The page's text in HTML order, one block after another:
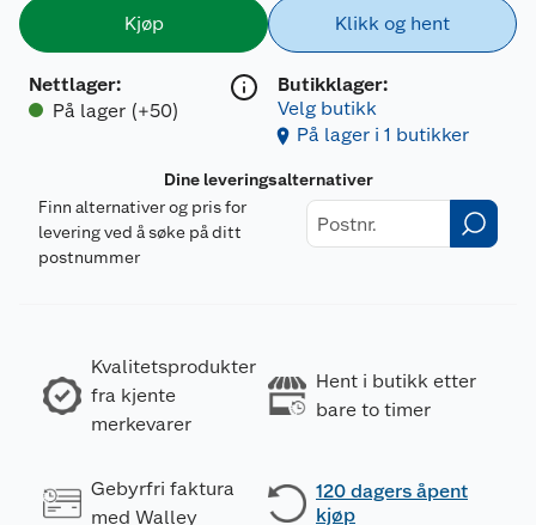
Kjøp
Nettlager:
På lager (+50)
Klikk og hent
Butikklager:
Velg butikk
På lager i 1 butikker
Dine leveringsalternativer
Finn alternativer og pris for
levering ved å søke på ditt
postnummer
Kvalitetsprodukter
fra kjente
merkevarer
Hent i butikk etter
bare to timer
Gebyrfri faktura
med Walley
120 dagers åpent
kjøp